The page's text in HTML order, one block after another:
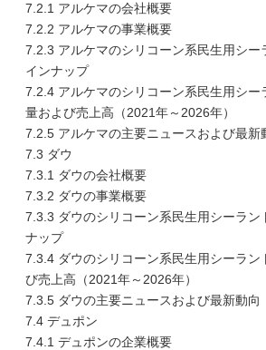
7.2.1 アルケマの会社概要
7.2.2 アルケマの事業概要
7.2.3 アルケマのシリコーン系民生用シー
インナップ
7.2.4 アルケマのシリコーン系民生用シー
量および売上高（2021年～2026年）
7.2.5 アルケマの主要ニュースおよび最新
7.3 ダウ
7.3.1 ダウの会社概要
7.3.2 ダウの事業概要
7.3.3 ダウのシリコーン系民生用シーラン
ナップ
7.3.4 ダウのシリコーン系民生用シーラン
び売上高（2021年～2026年）
7.3.5 ダウの主要ニュースおよび最新動向
7.4 デュポン
7.4.1 デュポンの企業概要